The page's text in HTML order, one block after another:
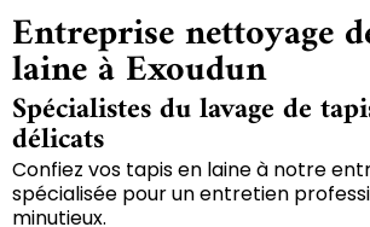
Entreprise nettoyage
laine à Exoudun
Spécialistes du lavage de
délicats
Confiez vos tapis en laine à notre
spécialisée pour un entretien
minutieux.